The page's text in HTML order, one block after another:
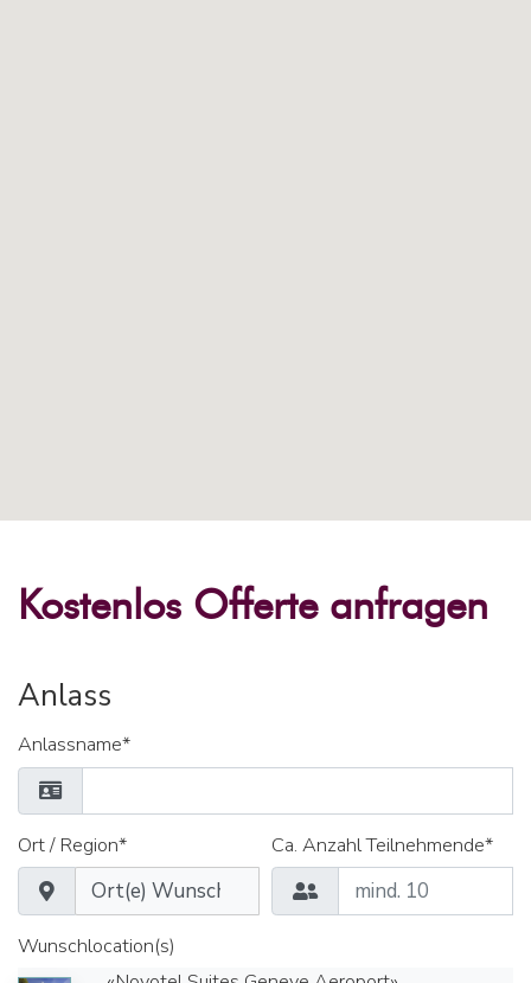
Kostenlos Offerte anfragen
Anlass
Anlassname*
Ort / Region* Ca. Anzahl Teilnehmende*
Wunschlocation(s)